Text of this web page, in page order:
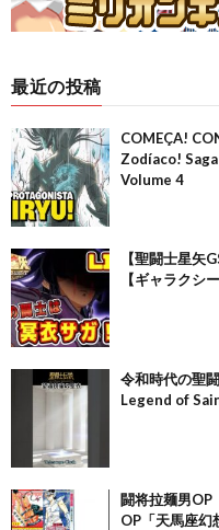
最近の投稿
COMEÇA!
Zodíaco!
Volume 4
【聖闘士星矢
【ギャラクシ
令和時代の聖
Legend of
闘将拉麺男OP
OP「天馬座幻